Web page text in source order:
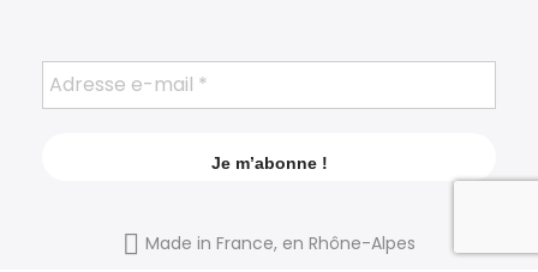
Made in France, en Rhône-Alpes